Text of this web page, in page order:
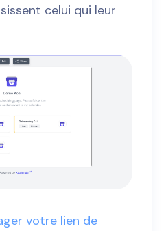
celui qui leur
votre lien de